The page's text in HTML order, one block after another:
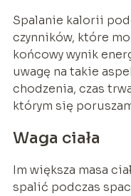
Spalanie kalorii
czynników, które
końcowy wynik
uwagę na takie
chodzenia, czas
którym się
Waga ciała
Im większa masa
spalić podczas